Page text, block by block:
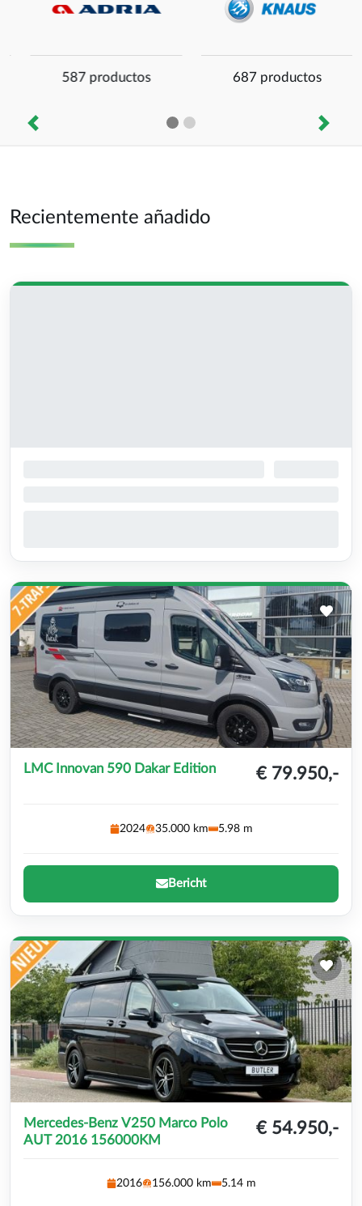
687 productos 459 productos
Anterior
Recientemente añadido
LMC Innovan 590 Dakar Edition € 79.950,-
2024 35.000 km 5.98 m
Bericht
Mercedes-Benz V250 Marco Polo
AUT 2016 156000KM
€ 54.950,-
2016 156.000 km 5.14 m